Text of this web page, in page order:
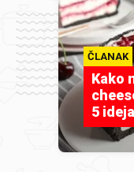
ČLANAK
Kako
5 ideja